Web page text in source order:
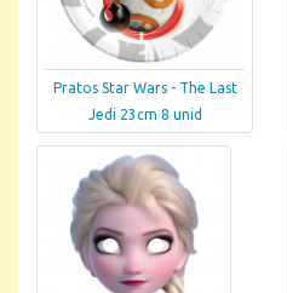
Pratos Star Wars - The Last
Jedi 23cm 8 unid